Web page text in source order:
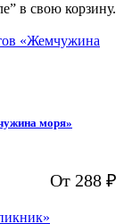
в свою корзину.
моря»
От 288 ₽